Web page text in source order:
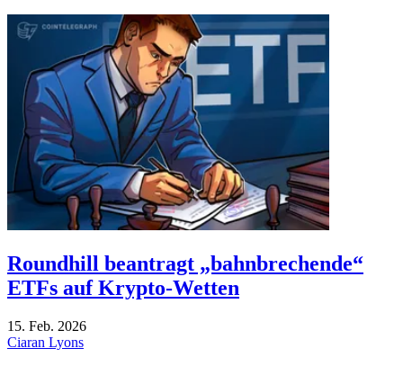
Roundhill beantragt „bahnbrechende“
ETFs auf Krypto-Wetten
15. Feb. 2026
Ciaran Lyons